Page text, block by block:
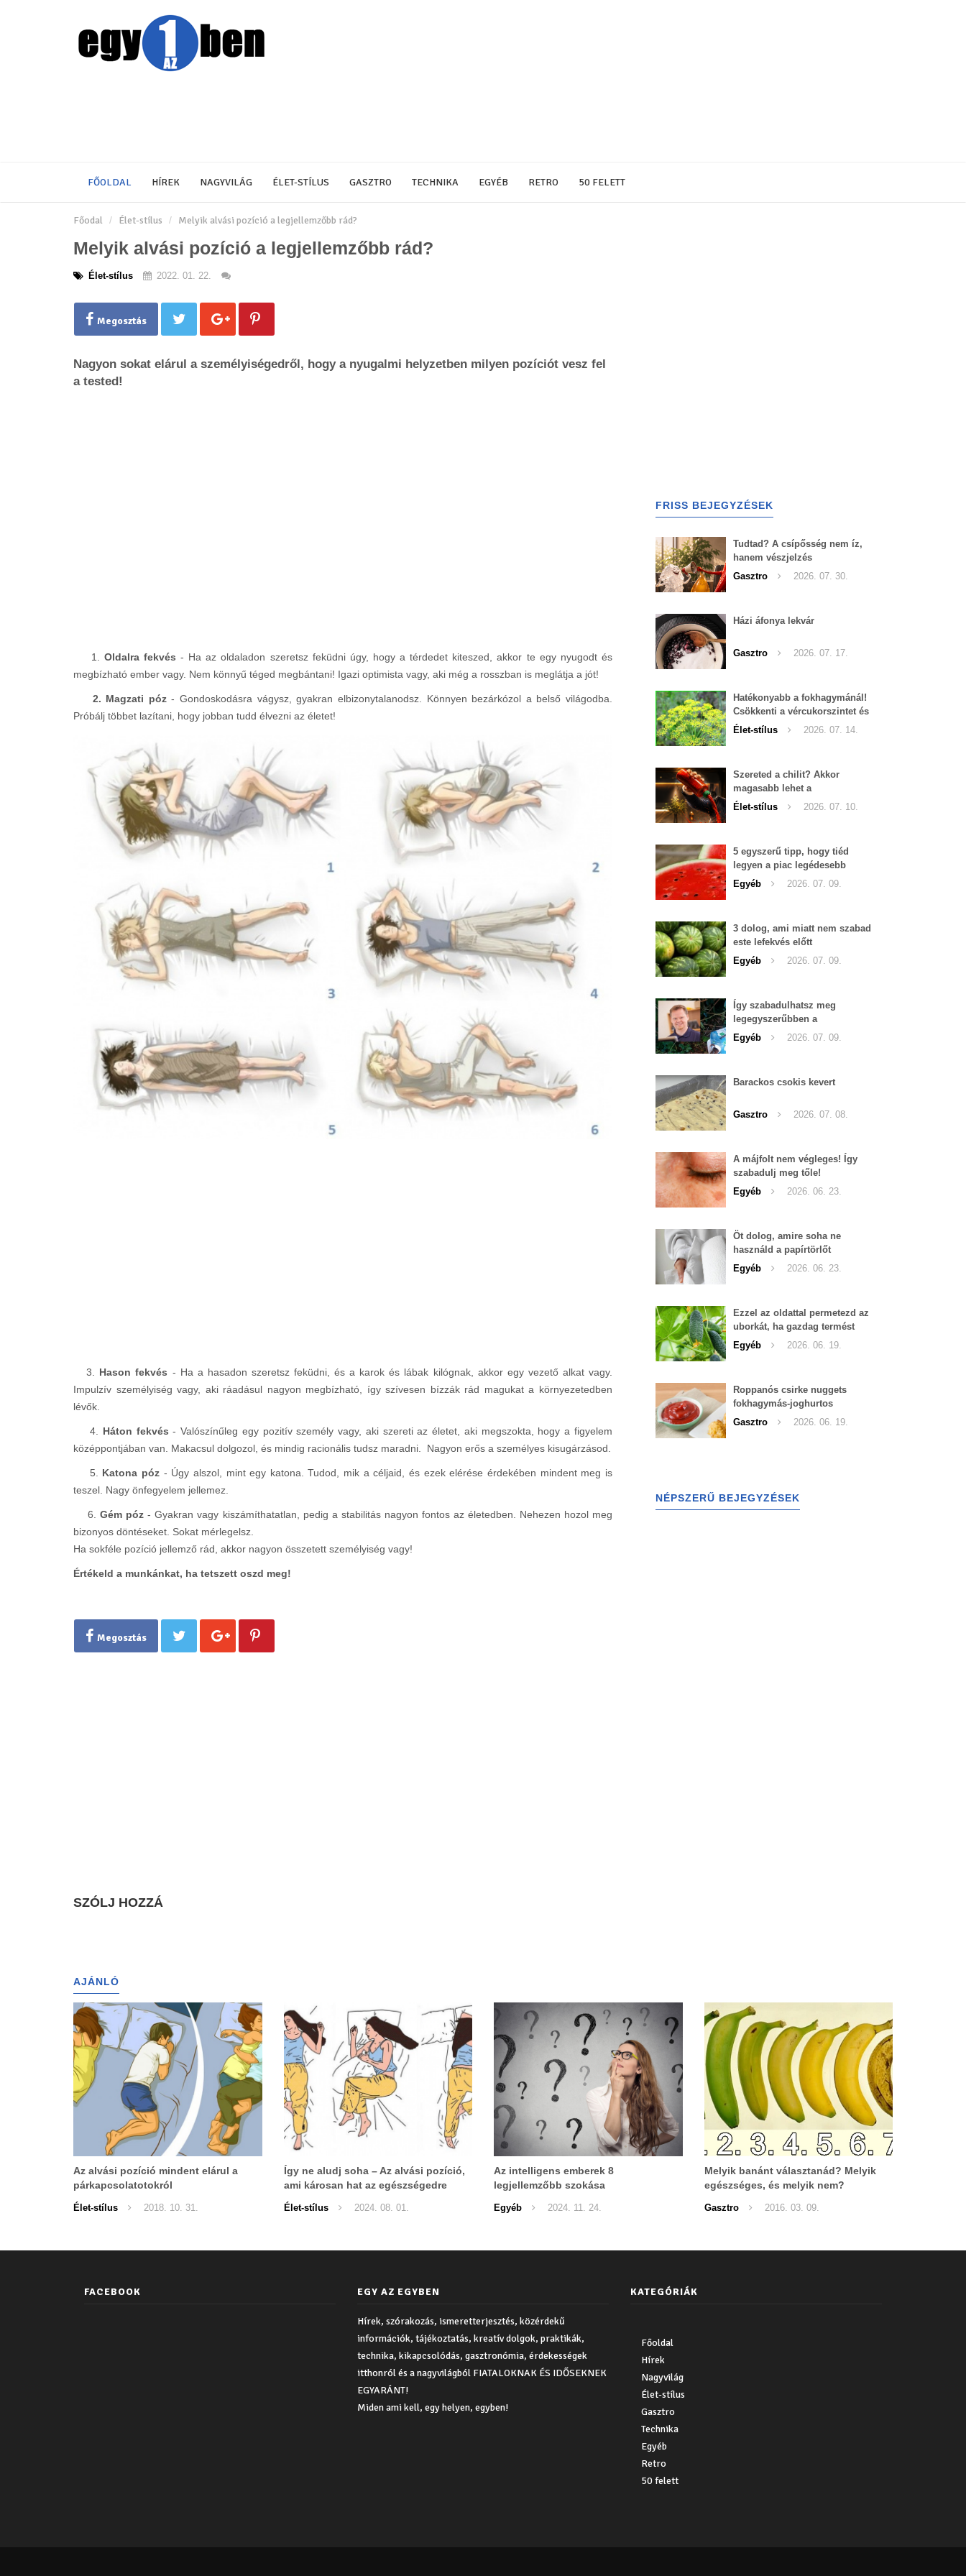
FŐOLDAL HÍREK NAGYVILÁG ÉLET-STÍLUS GASZTRO TECHNIKA EGYÉB RETRO 50 FELETT
Főodal Élet-stílus Melyik alvási pozíció a legjellemzőbb rád?
Melyik alvási pozíció a legjellemzőbb rád?
Élet-stílus 2022. 01. 22.
Megosztás
Nagyon sokat elárul a személyiségedről, hogy a nyugalmi helyzetben milyen pozíciót vesz fel
a tested!
1. Oldalra fekvés - Ha az oldaladon szeretsz feküdni úgy, hogy a térdedet kiteszed, akkor te egy nyugodt és
megbízható ember vagy. Nem könnyű téged megbántani! Igazi optimista vagy, aki még a rosszban is meglátja a jót!
2. Magzati póz- Gondoskodásra vágysz, gyakran elbizonytalanodsz. Könnyen bezárkózol a belső világodba.
Próbálj többet lazítani, hogy jobban tudd élvezni az életet!
3. Hason fekvés - Ha a hasadon szeretsz feküdni, és a karok és lábak kilógnak, akkor egy vezető alkat vagy.
Impulzív személyiség vagy, aki ráadásul nagyon megbízható, így szívesen bízzák rád magukat a környezetedben
lévők.
4. Háton fekvés - Valószínűleg egy pozitív személy vagy, aki szereti az életet, aki megszokta, hogy a figyelem
középpontjában van. Makacsul dolgozol, és mindig racionális tudsz maradni. Nagyon erős a személyes kisugárzásod.
5. Katona póz- Úgy alszol, mint egy katona. Tudod, mik a céljaid, és ezek elérése érdekében mindent meg is
teszel. Nagy önfegyelem jellemez.
6.Gém póz - Gyakran vagy kiszámíthatatlan, pedig a stabilitás nagyon fontos az életedben. Nehezen hozol meg
bizonyos döntéseket. Sokat mérlegelsz.
Ha sokféle pozíció jellemző rád, akkor nagyon összetett személyiség vagy!
Értékeld a munkánkat, ha tetszett oszd meg!
Megosztás
SZÓLJ HOZZÁ
FRISS BEJEGYZÉSEK
Tudtad? A csípősség nem íz,
hanem vészjelzés
Gasztro
2026. 07. 30.
Házi áfonya lekvár
Gasztro 2026. 07. 17.
Hatékonyabb a fokhagymánál!
Csökkenti a vércukorszintet és
a magas vérnyomást is!
Élet-stílus 2026. 07. 14.
Szereted a chilit? Akkor
magasabb lehet a
tesztoszteron-szinted
Élet-stílus 2026. 07. 10.
5 egyszerű tipp, hogy tiéd
legyen a piac legédesebb
görögdinnyéje
Egyéb 2026. 07. 09.
3 dolog, ami miatt nem szabad
este lefekvés előtt
görögdinnyét enni
Egyéb 2026. 07. 09.
Így szabadulhatsz meg
legegyszerűbben a
pucércsigáktól
Egyéb 2026. 07. 09.
Barackos csokis kevert
Gasztro 2026. 07. 08.
A májfolt nem végleges! Így
szabadulj meg tőle!
Egyéb
2026. 06. 23.
Öt dolog, amire soha ne
használd a papírtörlőt
Egyéb
2026. 06. 23.
Ezzel az oldattal permetezd az
uborkát, ha gazdag termést
szeretnél begyűjteni
Egyéb 2026. 06. 19.
Roppanós csirke nuggets
fokhagymás-joghurtos
szósszal
Gasztro 2026. 06. 19.
NÉPSZERŰ BEJEGYZÉSEK
AJÁNLÓ
Az alvási pozíció mindent elárul a
párkapcsolatotokról
Élet-stílus 2018. 10. 31.
Így ne aludj soha – Az alvási pozíció,
ami károsan hat az egészségedre
Élet-stílus 2024. 08. 01.
Az intelligens emberek 8
legjellemzőbb szokása
Egyéb 2024. 11. 24.
Melyik banánt választanád? Melyik
egészséges, és melyik nem?
Gasztro 2016. 03. 09.
FACEBOOK EGY AZ EGYBEN
Hírek, szórakozás, ismeretterjesztés, közérdekű
információk, tájékoztatás, kreatív dolgok, praktikák,
technika, kikapcsolódás, gasztronómia, érdekességek
itthonról és a nagyvilágból FIATALOKNAK ÉS IDŐSEKNEK
EGYARÁNT!
Miden ami kell, egy helyen, egyben!
KATEGÓRIÁK
Főoldal
Hírek
Nagyvilág
Élet-stílus
Gasztro
Technika
Egyéb
Retro
50 felett